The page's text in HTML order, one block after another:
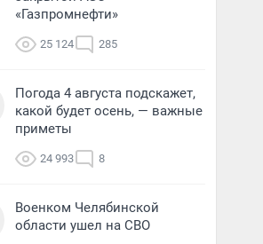
«Газпромнефти»
25 124 285
Погода 4 августа подскажет,
какой будет осень, — важные
приметы
24 993 8
Военком Челябинской
области ушел на СВО